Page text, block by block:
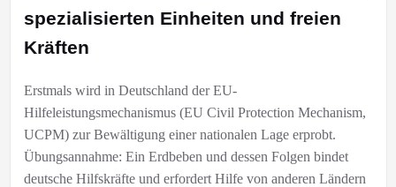
spezialisierten Einheiten und freien
Kräften
Erstmals wird in Deutschland der EU-
Hilfeleistungsmechanismus (EU Civil Protection Mechanism,
UCPM) zur Bewältigung einer nationalen Lage erprobt.
Übungsannahme: Ein Erdbeben und dessen Folgen bindet
deutsche Hilfskräfte und erfordert Hilfe von anderen Ländern